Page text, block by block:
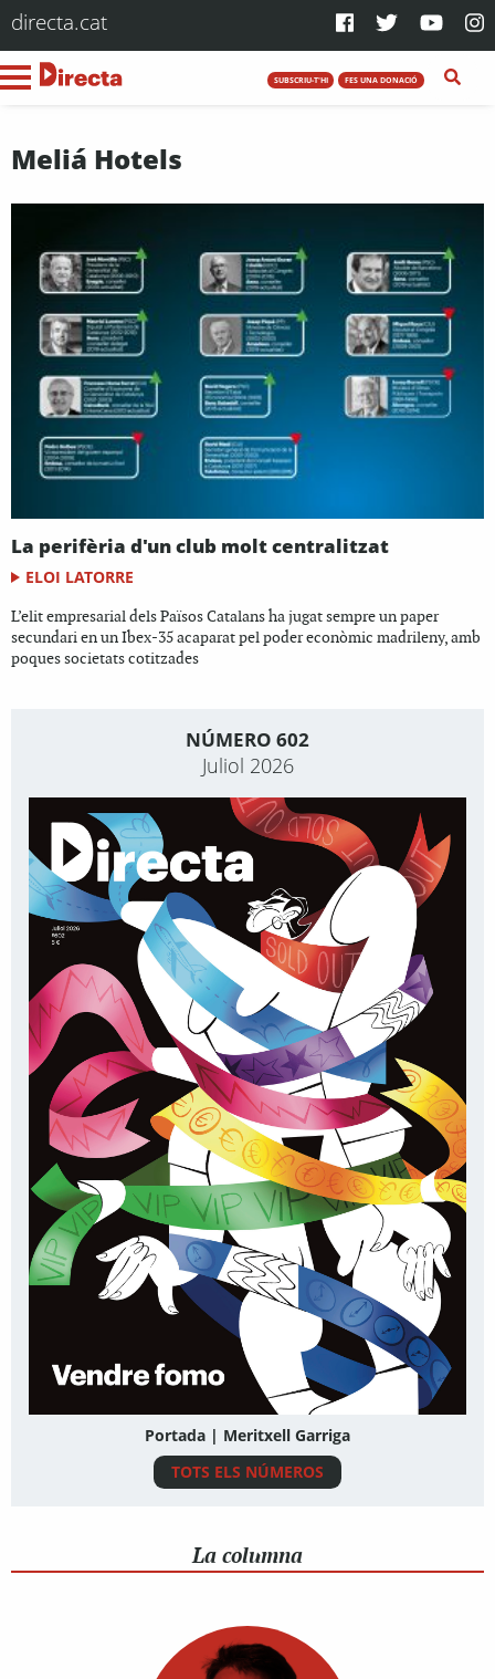
directa.cat
SUBSCRIU-T'HI FES UNA DONACIÓ
Meliá Hotels
La perifèria d'un club molt centralitzat
ELOI LATORRE
L’elit empresarial dels Països Catalans ha jugat sempre un paper
secundari en un Ibex-35 acaparat pel poder econòmic madrileny, amb
poques societats cotitzades
NÚMERO 602
Juliol 2026
Portada | Meritxell Garriga
TOTS ELS NÚMEROS
La columna